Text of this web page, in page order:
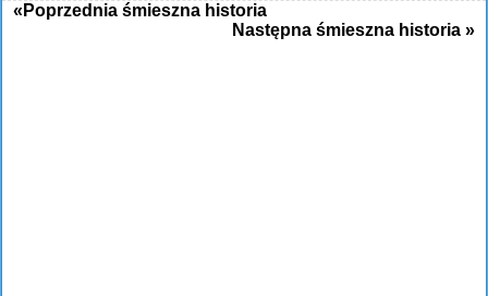
«Poprzednia śmieszna historia
Następna śmieszna historia »